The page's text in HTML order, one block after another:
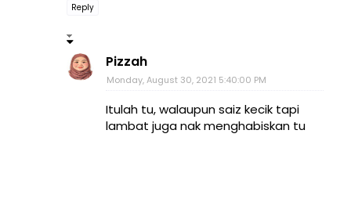
Reply
Pizzah
Monday, August 30, 2021 5:40:00 PM
Itulah tu, walaupun saiz kecik tapi
lambat juga nak menghabiskan tu